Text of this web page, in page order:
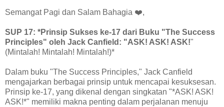
Semangat Pagi dan Salam Bahagia ❤️,
SUP 17: *Prinsip Sukses ke-17 dari Buku "The Success
Principles" oleh Jack Canfield: "ASK! ASK! ASK!"
(Mintalah! Mintalah! Mintalah!)*
Dalam buku "The Success Principles," Jack Canfield
mengajarkan berbagai prinsip untuk mencapai kesuksesan.
Prinsip ke-17, yang dikenal dengan singkatan "*ASK! ASK!
ASK!*" memiliki makna penting dalam perjalanan menuju